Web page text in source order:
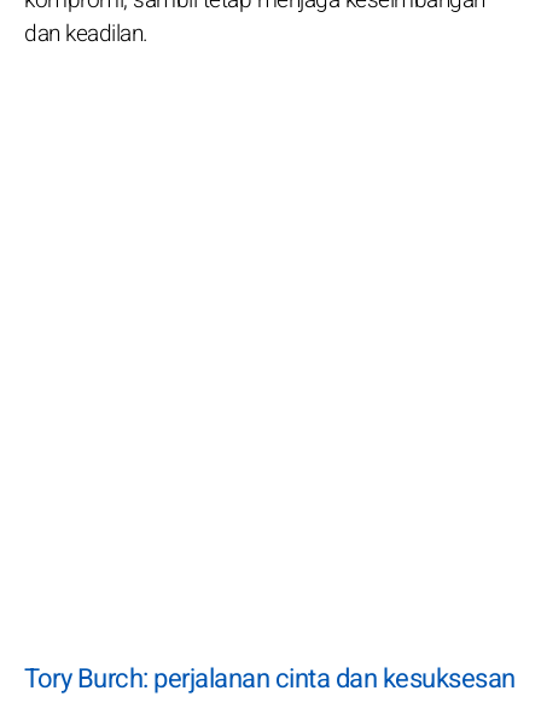
dan keadilan.
Tory Burch: perjalanan cinta dan kesuksesan